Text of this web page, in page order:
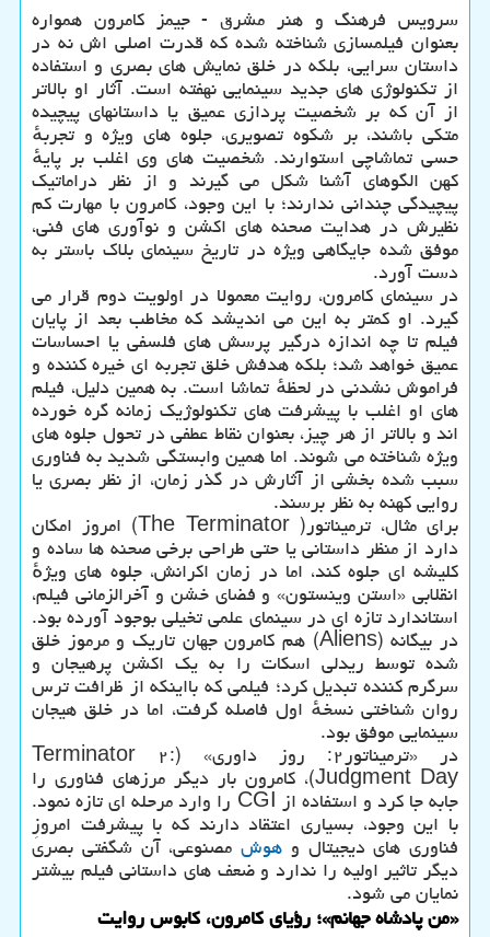
سرویس فرهنگ و هنر مشرق - جیمز کامرون همواره
بعنوان فیلمسازی شناخته شده که قدرت اصلی اش نه در
داستان سرایی، بلکه در خلق نمایش های بصری و استفاده
از تکنولوژی های جدید سینمایی نهفته است. آثار او بالاتر
از آن که بر شخصیت پردازی عمیق یا داستانهای پیچیده
متکی باشند، بر شکوه تصویری، جلوه های ویژه و تجربهٔ
حسی تماشاچی استوارند. شخصیت های وی اغلب بر پایهٔ
کهن الگوهای آشنا شکل می گیرند و از نظر دراماتیک
پیچیدگی چندانی ندارند؛ با این وجود، کامرون با مهارت کم
نظیرش در هدایت صحنه های اکشن و نوآوری های فنی،
موفق شده جایگاهی ویژه در تاریخ سینمای بلاک باستر به
دست آورد.
در سینمای کامرون، روایت معمولا در اولویت دوم قرار می
گیرد. او کمتر به این می اندیشد که مخاطب بعد از پایان
فیلم تا چه اندازه درگیر پرسش های فلسفی یا احساسات
عمیق خواهد شد؛ بلکه هدفش خلق تجربه ای خیره کننده و
فراموش نشدنی در لحظهٔ تماشا است. به همین دلیل، فیلم
های او اغلب با پیشرفت های تکنولوژیک زمانه گره خورده
اند و بالاتر از هر چیز، بعنوان نقاط عطفی در تحول جلوه های
ویژه شناخته می شوند. اما همین وابستگی شدید به فناوری
سبب شده بخشی از آثارش در گذر زمان، از نظر بصری یا
روایی کهنه به نظر برسند.
برای مثال، ترمیناتور( The Terminator) امروز امکان
دارد از منظر داستانی یا حتی طراحی برخی صحنه ها ساده و
کلیشه ای جلوه کند، اما در زمان اکرانش، جلوه های ویژهٔ
انقلابی «استن وینستون» و فضای خشن و آخرالزمانی فیلم،
استاندارد تازه ای در سینمای علمی تخیلی بوجود آورده بود.
در بیگانه (Aliens) هم کامرون جهان تاریک و مرموز خلق
شده توسط ریدلی اسکات را به یک اکشن پرهیجان و
سرگرم کننده تبدیل کرد؛ فیلمی که بااینکه از ظرافت ترس
روان شناختی نسخهٔ اول فاصله گرفت، اما در خلق هیجان
سینمایی موفق بود.
در «ترمیناتور۲: روز داوری» (Terminator ۲:
Judgment Day)، کامرون بار دیگر مرزهای فناوری را
جابه جا کرد و استفاده از CGI را وارد مرحله ای تازه نمود.
با این وجود، بسیاری اعتقاد دارند که با پیشرفت امروزِ
فناوری های دیجیتال و هوش مصنوعی، آن شگفتی بصری
دیگر تاثیر اولیه را ندارد و ضعف های داستانی فیلم بیشتر
نمایان می شود.
«من پادشاه جهانم»؛ رؤیای کامرون، کابوس روایت